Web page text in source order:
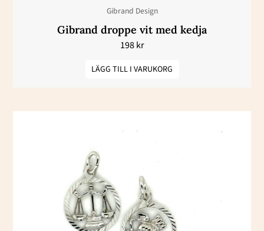
Gibrand Design
Gibrand droppe vit med kedja
198kr
LÄGG TILL I VARUKORG
flera
varianter.
De